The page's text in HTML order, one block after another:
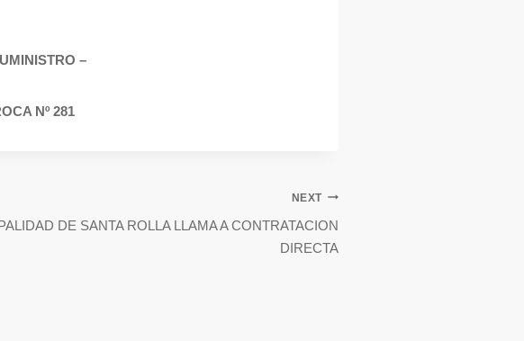
–
Nº 281
NEXT
DE SANTA ROLLA LLAMA A CONTRATACION
DIRECTA